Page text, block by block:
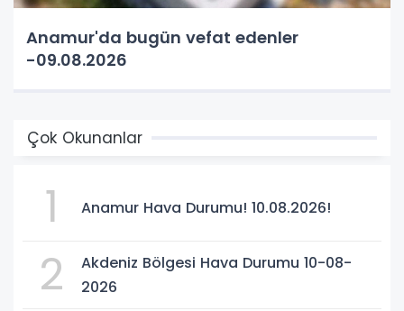
Anamur'da bugün vefat edenler
-09.08.2026
Çok Okunanlar
1 Anamur Hava Durumu! 10.08.2026!
2
Akdeniz Bölgesi Hava Durumu 10-08-
2026